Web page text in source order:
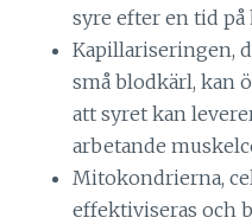
syre efter en tid på
Kapillariseringen,
små blodkärl, kan
att syret kan
arbetande
Mitokondrierna,
effektiviseras och